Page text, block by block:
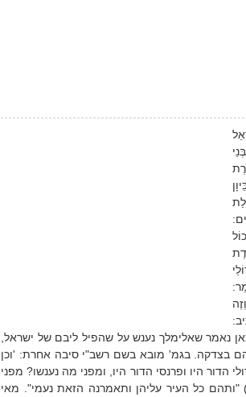
נאמר שאלימלך נענש על שהפיל ליבם של ישראל,
בצדקה. בגמ' מובא בשם רשב"י סיבה אחרת: 'וכן
הדור היו ופרנסי הדור היו, ומפני מה נענשו? מפני
כל העיר עליהן ותאמרנה הזאת נעמי". מאי